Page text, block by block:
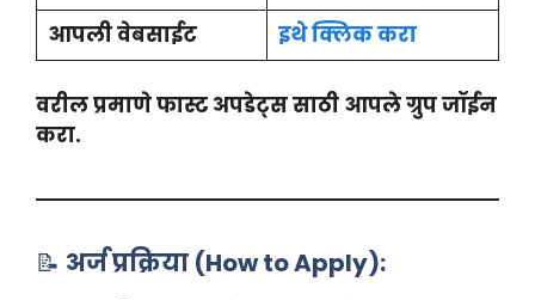
आपली वेबसाईट
इथे क्लिक करा
वरील प्रमाणे फास्ट अपडेट्स साठी आपले ग्रुप जॉईन
करा.
📝 अर्ज प्रक्रिया (How to Apply):